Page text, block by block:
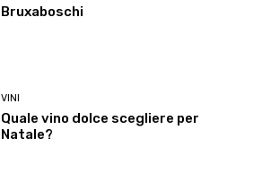
Bruxaboschi
VINI
Quale vino dolce scegliere per
Natale?